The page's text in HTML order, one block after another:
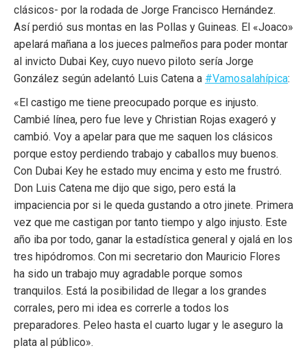
clásicos- por la rodada de Jorge Francisco Hernández.
Así perdió sus montas en las Pollas y Guineas. El «Joaco»
apelará mañana a los jueces palmeños para poder montar
al invicto Dubai Key, cuyo nuevo piloto sería Jorge
González según adelantó Luis Catena a #Vamosalahípica:
«El castigo me tiene preocupado porque es injusto.
Cambié línea, pero fue leve y Christian Rojas exageró y
cambió. Voy a apelar para que me saquen los clásicos
porque estoy perdiendo trabajo y caballos muy buenos.
Con Dubai Key he estado muy encima y esto me frustró.
Don Luis Catena me dijo que sigo, pero está la
impaciencia por si le queda gustando a otro jinete. Primera
vez que me castigan por tanto tiempo y algo injusto. Este
año iba por todo, ganar la estadística general y ojalá en los
tres hipódromos. Con mi secretario don Mauricio Flores
ha sido un trabajo muy agradable porque somos
tranquilos. Está la posibilidad de llegar a los grandes
corrales, pero mi idea es correrle a todos los
preparadores. Peleo hasta el cuarto lugar y le aseguro la
plata al público».